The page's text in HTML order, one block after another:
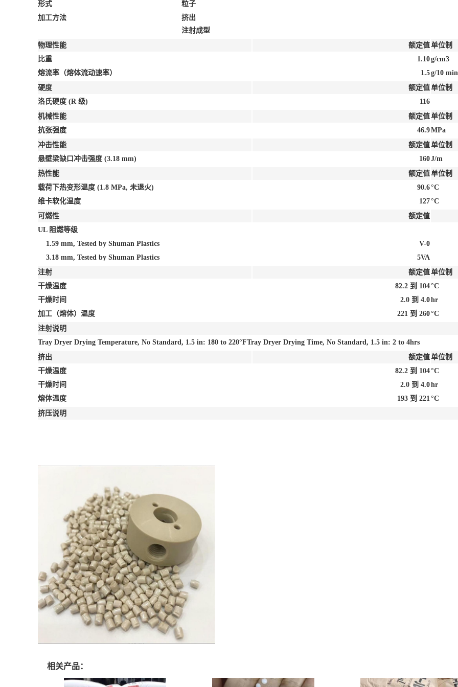
形式
粒子
加工方法
挤出
注射成型
物理性能
额定值单位制
比重
1.10g/cm3
熔流率（熔体流动速率）
1.5g/10 min
硬度
额定值单位制
洛氏硬度 (R 级) 116
机械性能
额定值单位制
抗张强度
46.9MPa
冲击性能
额定值单位制
悬壁梁缺口冲击强度 (3.18 mm) 160J/m
热性能
额定值单位制
载荷下热变形温度 (1.8 MPa, 未退火) 90.6°C
维卡软化温度
127°C
可燃性
额定值
UL 阻燃等级
1.59 mm, Tested by Shuman Plastics
V-0
3.18 mm, Tested by Shuman Plastics
5VA
注射
额定值单位制
干燥温度
82.2 到 104°C
干燥时间
2.0 到 4.0hr
加工（熔体）温度
221 到 260°C
注射说明
Tray Dryer Drying Temperature, No Standard, 1.5 in: 180 to 220°FTray Dryer Drying Time, No Standard, 1.5 in: 2 to 4hrs
挤出
额定值单位制
干燥温度
82.2 到 104°C
干燥时间
2.0 到 4.0hr
熔体温度
193 到 221°C
挤压说明
相关产品：